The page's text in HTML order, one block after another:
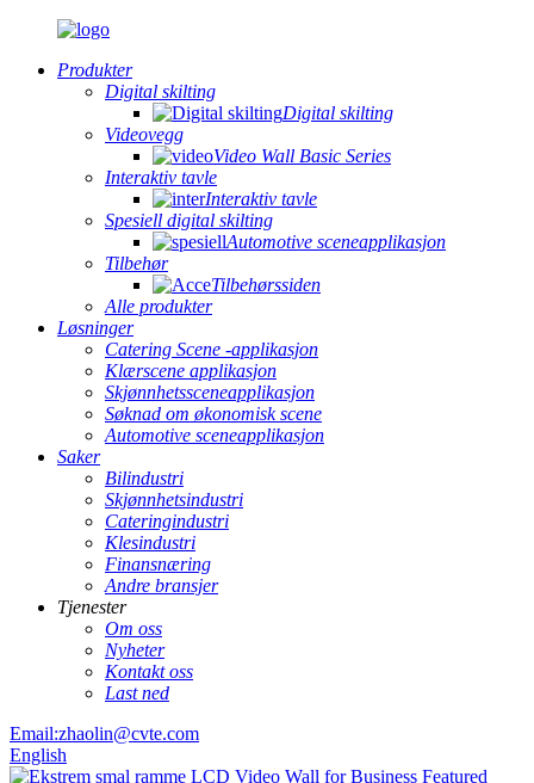
Produkter
Digital skilting
Digital skilting
Videovegg
Video Wall Basic Series
Interaktiv tavle
Interaktiv tavle
Spesiell digital skilting
Automotive sceneapplikasjon
Tilbehør
Tilbehørssiden
Alle produkter
Løsninger
Catering Scene -applikasjon
Klærscene applikasjon
Skjønnhetssceneapplikasjon
Søknad om økonomisk scene
Automotive sceneapplikasjon
Saker
Bilindustri
Skjønnhetsindustri
Cateringindustri
Klesindustri
Finansnæring
Andre bransjer
Tjenester
Om oss
Nyheter
Kontakt oss
Last ned
Email:zhaolin@cvte.com
English